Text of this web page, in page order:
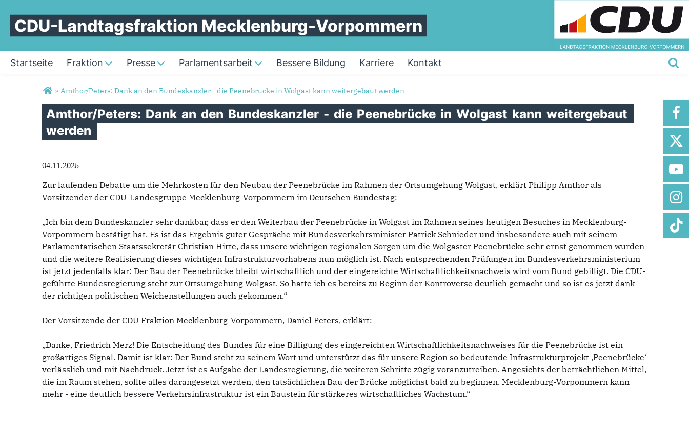
CDU-Landtagsfraktion Mecklenburg-Vorpommern
Startseite Fraktion Presse Parlamentsarbeit Bessere Bildung Karriere Kontakt
Sie sind hier
» Amthor/Peters: Dank an den Bundeskanzler - die Peenebrücke in Wolgast kann weitergebaut werden
Amthor/Peters: Dank an den Bundeskanzler - die Peenebrücke in Wolgast kann weitergebaut
werden
04.11.2025
Zur laufenden Debatte um die Mehrkosten für den Neubau der Peenebrücke im Rahmen der Ortsumgehung Wolgast, erklärt Philipp Amthor als
Vorsitzender der CDU-Landesgruppe Mecklenburg-Vorpommern im Deutschen Bundestag:
„Ich bin dem Bundeskanzler sehr dankbar, dass er den Weiterbau der Peenebrücke in Wolgast im Rahmen seines heutigen Besuches in Mecklenburg-
Vorpommern bestätigt hat. Es ist das Ergebnis guter Gespräche mit Bundesverkehrsminister Patrick Schnieder und insbesondere auch mit seinem
Parlamentarischen Staatssekretär Christian Hirte, dass unsere wichtigen regionalen Sorgen um die Wolgaster Peenebrücke sehr ernst genommen wurden
und die weitere Realisierung dieses wichtigen Infrastrukturvorhabens nun möglich ist. Nach entsprechenden Prüfungen im Bundesverkehrsministerium
ist jetzt jedenfalls klar: Der Bau der Peenebrücke bleibt wirtschaftlich und der eingereichte Wirtschaftlichkeitsnachweis wird vom Bund gebilligt. Die CDU-
geführte Bundesregierung steht zur Ortsumgehung Wolgast. So hatte ich es bereits zu Beginn der Kontroverse deutlich gemacht und so ist es jetzt dank
der richtigen politischen Weichenstellungen auch gekommen.“
Der Vorsitzende der CDU Fraktion Mecklenburg-Vorpommern, Daniel Peters, erklärt:
„Danke, Friedrich Merz! Die Entscheidung des Bundes für eine Billigung des eingereichten Wirtschaftlichkeitsnachweises für die Peenebrücke ist ein
großartiges Signal. Damit ist klar: Der Bund steht zu seinem Wort und unterstützt das für unsere Region so bedeutende Infrastrukturprojekt ‚Peenebrücke‘
verlässlich und mit Nachdruck. Jetzt ist es Aufgabe der Landesregierung, die weiteren Schritte zügig voranzutreiben. Angesichts der beträchtlichen Mittel,
die im Raum stehen, sollte alles darangesetzt werden, den tatsächlichen Bau der Brücke möglichst bald zu beginnen. Mecklenburg-Vorpommern kann
mehr - eine deutlich bessere Verkehrsinfrastruktur ist ein Baustein für stärkeres wirtschaftliches Wachstum.“